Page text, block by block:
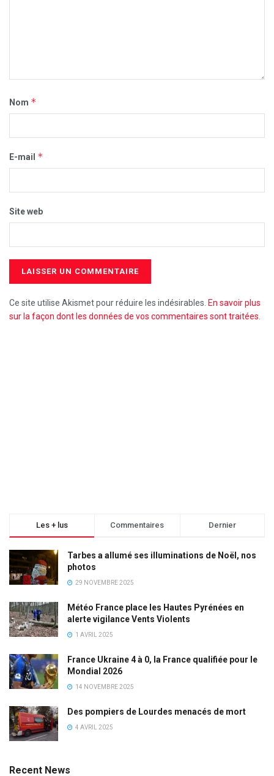
Nom *
E-mail *
Site web
Ce site utilise Akismet pour réduire les indésirables. En savoir plus
sur la façon dont les données de vos commentaires sont traitées.
Les + lus Commentaires Dernier
Tarbes a allumé ses illuminations de Noël, nos
photos
29 NOVEMBRE 2025
Météo France place les Hautes Pyrénées en
alerte vigilance Vents Violents
1 AVRIL 2025
France Ukraine 4 à 0, la France qualifiée pour le
Mondial 2026
14 NOVEMBRE 2025
Des pompiers de Lourdes menacés de mort
4 AVRIL 2025
Recent News